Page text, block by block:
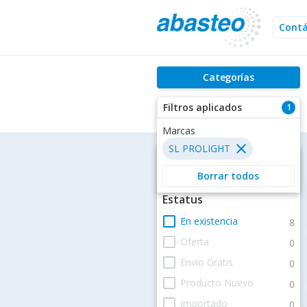
Categorías
1
Filtros aplicados
Marcas
close
SL PROLIGHT
Borrar todos
Filtros
Estatus
check_box_outline_blank En existencia 8
check_box_outline_blank Oferta 0
check_box_outline_blank Envío Gratis 0
check_box_outline_blank Producto Nuevo 0
check_box_outline_blank Importado